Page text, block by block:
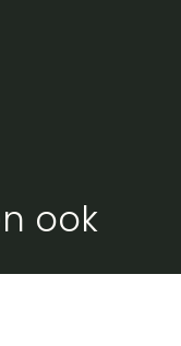
ook